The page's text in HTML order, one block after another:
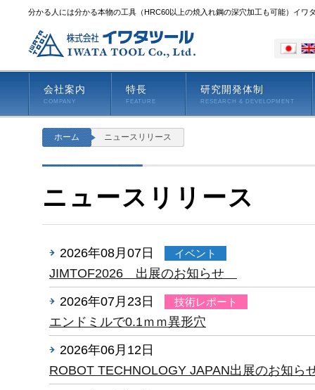
分かる人には分かる本物の工具（HRC60以上の焼入れ鋼の深穴加工も可能）イワ
会社案内
COMPANY
特長
FEATURE
研究開発体制
RESEARCH & DEVELOPMENT
ホーム ニュースリリース
ニュースリリース
2026年08月07日 イベント
JIMTOF2026 出展のお知らせ
2026年07月23日
技術レポート
エンドミルで0.1ｍｍ異形穴
2026年06月12日
ROBOT TECHNOLOGY JAPAN出展のお知ら